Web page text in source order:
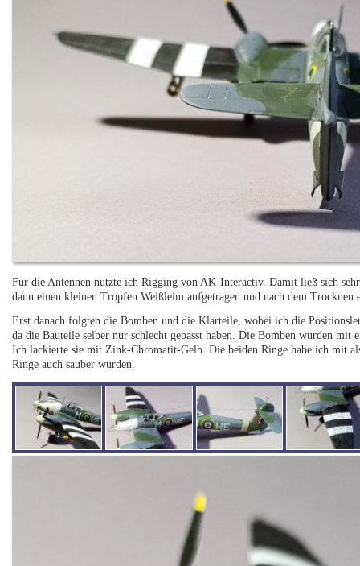
Für die Antennen nutzte ich Rigging von AK-Interactiv. Damit ließ sich
dann einen kleinen Tropfen Weißleim aufgetragen und nach dem Trocknen
Erst danach folgten die Bomben und die Klarteile, wobei ich die
da die Bauteile selber nur schlecht gepasst haben. Die Bomben wurden
Ich lackierte sie mit Zink-Chromatit-Gelb. Die beiden Ringe habe ich mit
Ringe auch sauber wurden.